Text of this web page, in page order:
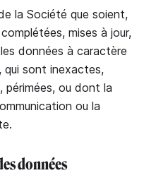
la Société que soient,
mises à jour,
données à caractère
qui sont inexactes,
périmées, ou dont la
ou la
données